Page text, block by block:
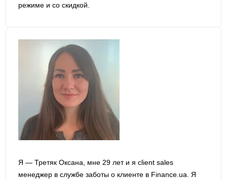
режиме и со скидкой.
Я — Третяк Оксана, мне 29 лет и я сlient sales
менеджер в службе заботы о клиенте в Finance.ua. Я